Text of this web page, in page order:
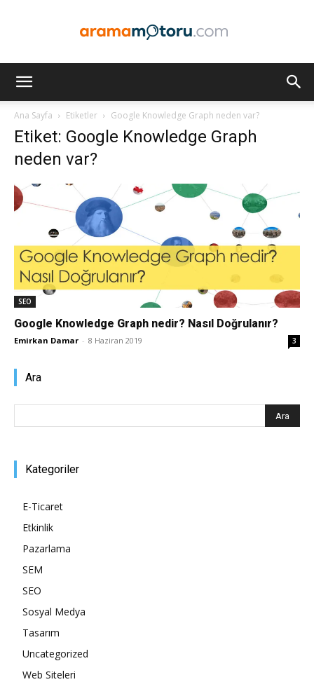
Optimizasyonu
–
Ana Sayfa Etiketler Google Knowledge Graph neden var?
Etiket: Google Knowledge Graph
neden var?
SEO
Google Knowledge Graph nedir? Nasıl Doğrulanır?
Emirkan Damar - 8 Haziran 2019 3
Ara
Kategoriler
E-Ticaret
Etkinlik
Pazarlama
SEM
SEO
Sosyal Medya
Tasarım
Uncategorized
Web Siteleri